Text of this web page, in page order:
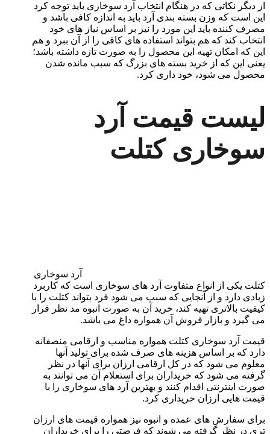
از دیگر نکاتی که در هنگام انتخاب آرد سوخاری باید توجه کرد
این است که وزن بسته بندی آرد باید به اندازه کافی باشد و
مصرف کننده باید این مورد را نیز بر اساس نیاز های خود
انتخاب کند که هم بتواند استفاده های کافی را از آن ببرد و هم
این که امکان تهیه این محصول را به صورت تازه داشته باشد؛
یعنی این که از خرید بسته های بزرگ که سبب مانده شدن
محصول می شود، خود داری کرد.
لیست قیمت آرد
سوخاری کتلت
آرد سوخاری
کتلت یکی از انواع متفاوت آرد های سوخاری است که کاربرد
زیادی دارد و از آنجایی که سبب می شود فرد بتواند کتلت را با
کیفیت بالاتری تهیه کند، خرید آن به صورت انبوه مد نظر قرار
می گیرد و بازار فروش آن همواره داغ می باشد.
قیمت آرد سوخاری کتلت همواره مناسب و ارقامی منصفانه
دارد که بر اساس هزینه های صرف شده برای تولید آنها
معلوم می شود که در کل ارقامی ارزان برای آنها در نظر
گرفته می شود که خریداران برای استعلام آن می توانند به
صورت اینترنتی اقدام کنند و بهترین آرد های سوخاری را با
قیمت هایی ارزان خریداری کرد.
برای سفارش های عمده و انبوه نیز همواره قیمت های ارزان
تری در نظر گرفته می شوند که فرصتی را برای خریداران